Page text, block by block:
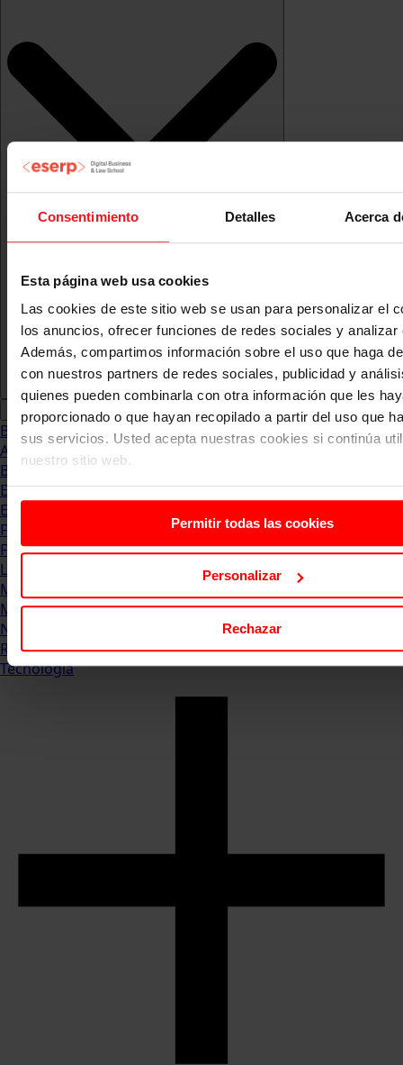
Consentimiento Detalles Acerca
Esta página web usa cookies
Las cookies de este sitio web se usan para personalizar el
los anuncios, ofrecer funciones de redes sociales y analizar
Además, compartimos información sobre el uso que haga
con nuestros partners de redes sociales, publicidad y
quienes pueden combinarla con otra información que les
proporcionado o que hayan recopilado a partir del uso que
sus servicios. Usted acepta nuestras cookies si continúa
nuestro sitio web.
Permitir todas las cookies
Personalizar
Rechazar
Blog
Abogacia
Business
Empleo & Emprendimiento
Empresas
Finanzas
Formación & Estudios
Luxury
Management
Marketing & Comunicación
Negocios
Recursos Humanos
Tecnología